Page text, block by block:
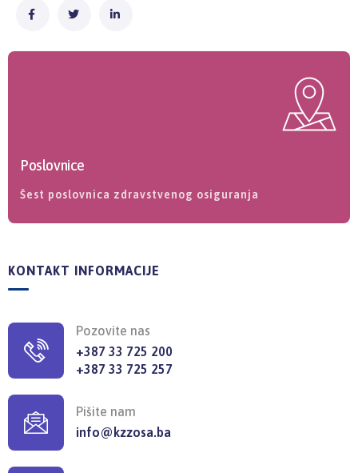
Poslovnice
Šest poslovnica zdravstvenog osiguranja
KONTAKT INFORMACIJE
Pozovite nas
+387 33 725 200
+387 33 725 257
Pišite nam
info@kzzosa.ba